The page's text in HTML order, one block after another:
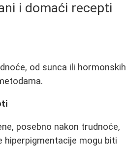
i domaći recepti
od sunca ili hormonskih
posebno nakon trudnoće,
hiperpigmentacije mogu biti